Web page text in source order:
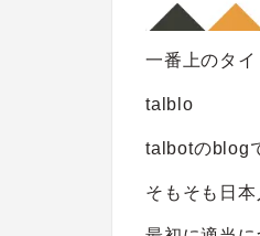
一番上のタイ
talblo
talbotのblog
そもそも日